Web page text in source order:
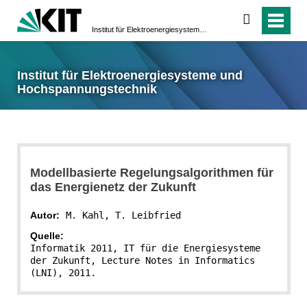
suchen
Institut für Elektroenergiesysteme und
Hochspannungstechnik
Modellbasierte Regelungsalgorithmen für
das Energienetz der Zukunft
Autor:
M. Kahl, T. Leibfried
Quelle:
Informatik 2011, IT für die Energiesysteme
der Zukunft, Lecture Notes in Informatics
(LNI), 2011.